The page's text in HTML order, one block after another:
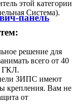
панель
этой категории
Система).
решение для
всего от 40
ГКЛ.
ЗИПС имеют
крепления. Вам не
от